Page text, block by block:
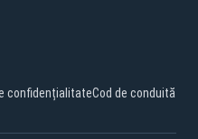
confidențialitateCod de conduită